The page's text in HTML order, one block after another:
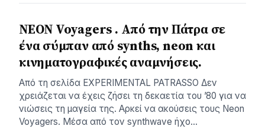
NEON Voyagers . Από την Πάτρα σε
ένα σύμπαν από synths, neon και
κινηματογραφικές αναμνήσεις.
Aπό τη σελίδα ΕXPERIMENTAL PATRASSO Δεν
χρειάζεται να έχεις ζήσει τη δεκαετία του ’80 για να
νιώσεις τη μαγεία της. Αρκεί να ακούσεις τους Neon
Voyagers. Μέσα από τον synthwave ήχο…